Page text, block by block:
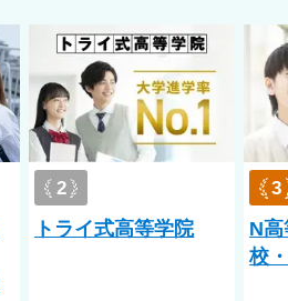
2
トライ式高等学院
3
N
校